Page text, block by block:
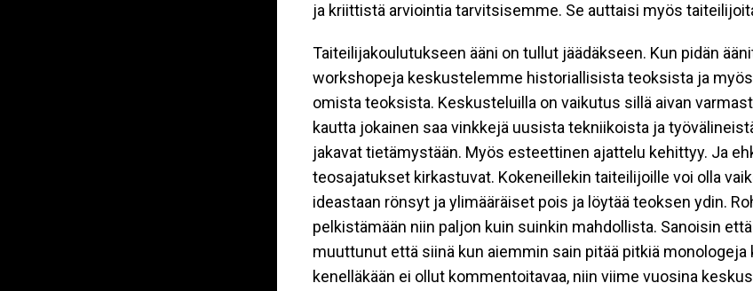
ja kriittistä arviointia tarvits​is​emme. Se auttaisi​ myös
​Taiteilijakoulutukseen ääni on tullut jäädäkseen. Kun pidän
workshopeja keskustelemme historiallisista teoksista ja
omista teoksista. ​Keskusteluilla on vaikutus sillä aivan
kautta jokainen saa vinkkejä uusista tekniikoista ja
jakavat tietämystään. Myös esteettinen ajattelu kehittyy. Ja
teosajatukset kirkastuvat. Kokeneillekin taiteilijoille voi olla
ideastaan rönsyt ja ylimääräiset pois ja löytää teoksen ydin.
pelkistämään niin paljon kuin suinkin mahdollista. Sanoisin
muuttunut että siinä kun aiemmin sain pitää pitkiä
kenelläkään ei ollut kommentoitavaa, niin viime vuosina